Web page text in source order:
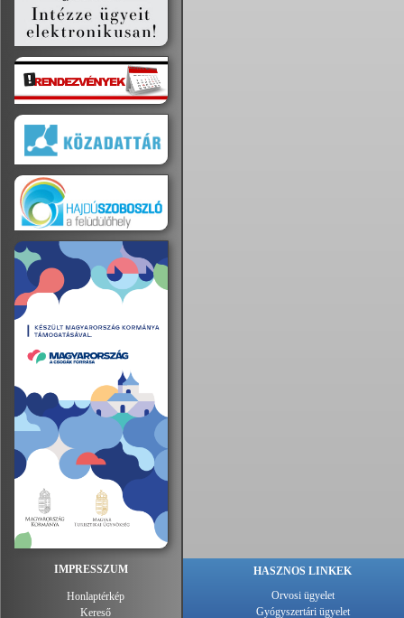
IMPRESSZUM
Honlaptérkép
Kereső
HASZNOS LINKEK
Orvosi ügyelet
Gyógyszertári ügyelet